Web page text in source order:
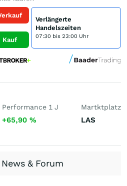
Kauf
Verlängerte
Handelszeiten
07:30 bis 23:00 Uhr
Performance 1 J
+65,90 %
Martktplatz
LAS
& Forum